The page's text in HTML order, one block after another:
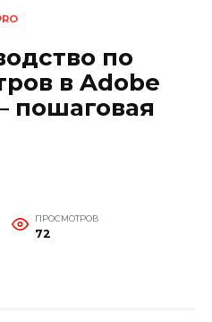
по
в Adobe
пошаговая
ПРОСМОТРОВ
72